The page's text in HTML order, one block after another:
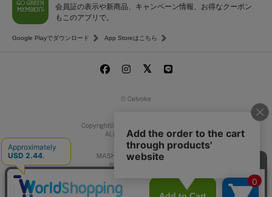
会員証の表示や新商品、キャンペーン情報、お得なクーポン
もこのアプリで。
Google Playでダウンロード App Storeはこちら
© Celvoke
Copyright© MASH Beauty Lab Co.,Ltd.
ALL Rights Reserved.
MASH GO GREEN STORE
SNIDEL BEAUTY
F ORGANICS